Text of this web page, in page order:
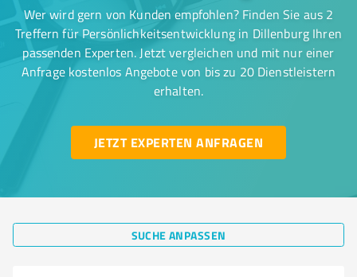
Wer wird gern von Kunden empfohlen? Finden Sie aus 2
Treffern für Persönlichkeitsentwicklung in Dillenburg Ihren
passenden Experten. Jetzt vergleichen und mit nur einer
Anfrage kostenlos Angebote von bis zu 20 Dienstleistern
erhalten.
JETZT EXPERTEN ANFRAGEN
SUCHE ANPASSEN